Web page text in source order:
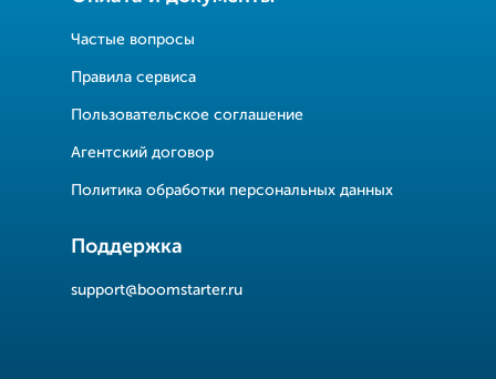
Частые вопросы
Правила сервиса
Пользовательское соглашение
Агентский договор
Политика обработки персональных данных
Поддержка
support@boomstarter.ru